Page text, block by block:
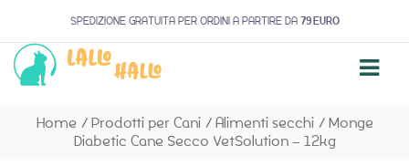
SPEDIZIONE GRATUITA PER ORDINI A PARTIRE DA 79 EURO
Home / Prodotti per Cani / Alimenti secchi / Monge
Diabetic Cane Secco VetSolution – 12kg